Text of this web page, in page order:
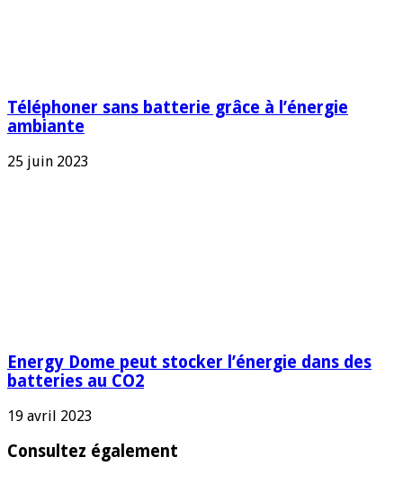
Téléphoner sans batterie grâce à l’énergie
ambiante
25 juin 2023
Energy Dome peut stocker l’énergie dans des
batteries au CO2
19 avril 2023
Consultez également